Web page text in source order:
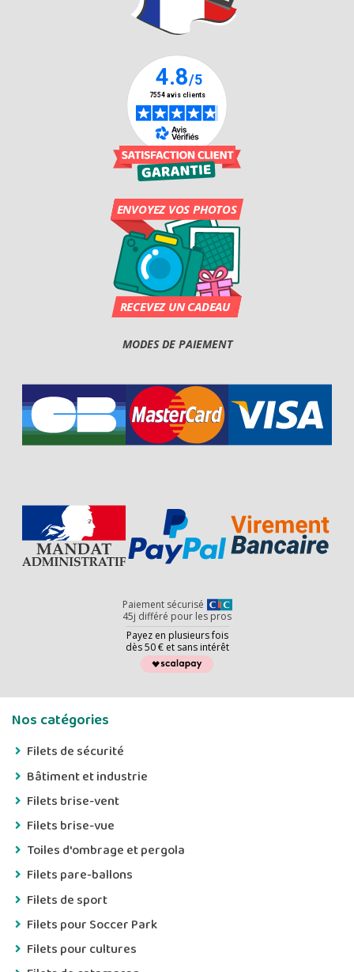
MODES DE PAIEMENT
Paiement sécurisé
45j différé pour les pros
Payez en plusieurs fois
dès 50 € et sans intérêt
Nos catégories
Filets de sécurité
Bâtiment et industrie
Filets brise-vent
Filets brise-vue
Toiles d'ombrage et pergola
Filets pare-ballons
Filets de sport
Filets pour Soccer Park
Filets pour cultures